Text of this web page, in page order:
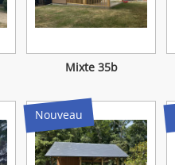
Mixte 35b
Nouveau